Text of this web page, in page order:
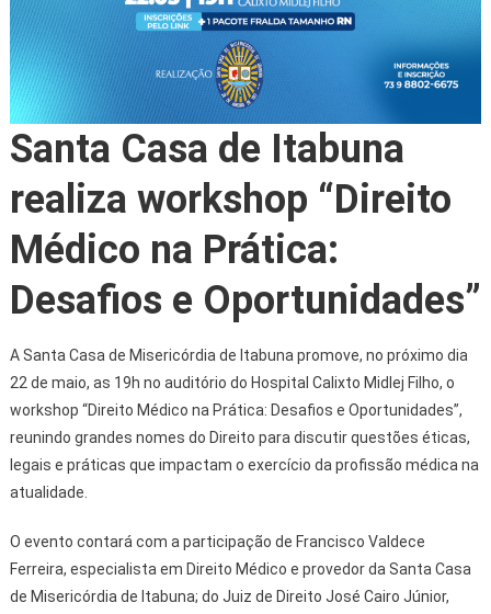
Santa Casa de Itabuna
realiza workshop “Direito
Médico na Prática:
Desafios e Oportunidades”
A Santa Casa de Misericórdia de Itabuna promove, no próximo dia
22 de maio, as 19h no auditório do Hospital Calixto Midlej Filho, o
workshop “Direito Médico na Prática: Desafios e Oportunidades”,
reunindo grandes nomes do Direito para discutir questões éticas,
legais e práticas que impactam o exercício da profissão médica na
atualidade.
O evento contará com a participação de Francisco Valdece
Ferreira, especialista em Direito Médico e provedor da Santa Casa
de Misericórdia de Itabuna; do Juiz de Direito José Cairo Júnior,